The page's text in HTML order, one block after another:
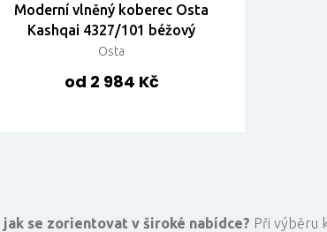
Moderní vlněný koberec Osta
Kashqai 4327/101 béžový
Osta
od 2 984 Kč
jak se zorientovat v široké nabídce? Při výběru